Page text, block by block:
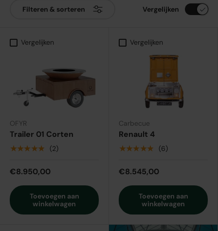
Filteren & sorteren Vergelijken
Vergelijken
OFYR
Trailer 01 Corten
★★★★★ (2)
€8.950,00
Toevoegen aan
winkelwagen
Vergelijken
Carbecue
Renault 4
★★★★★ (6)
€8.545,00
Toevoegen aan
winkelwagen